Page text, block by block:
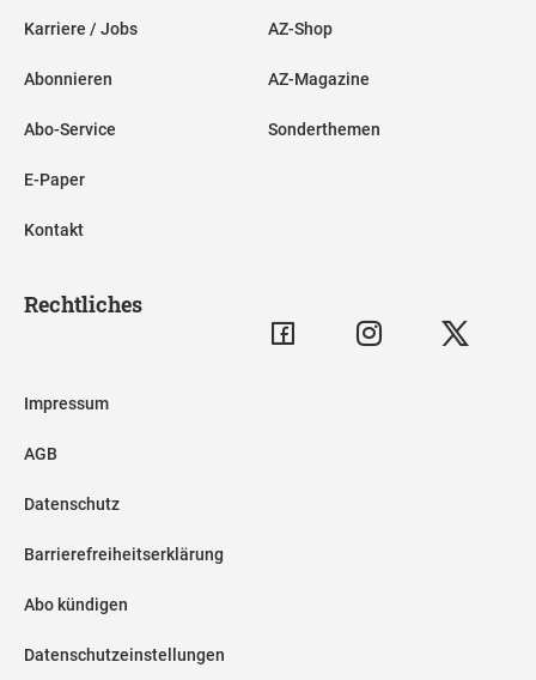
Karriere / Jobs
Abonnieren
Abo-Service
E-Paper
Kontakt
AZ-Shop
AZ-Magazine
Sonderthemen
Rechtliches
Impressum
AGB
Datenschutz
Barrierefreiheitserklärung
Abo kündigen
Datenschutzeinstellungen